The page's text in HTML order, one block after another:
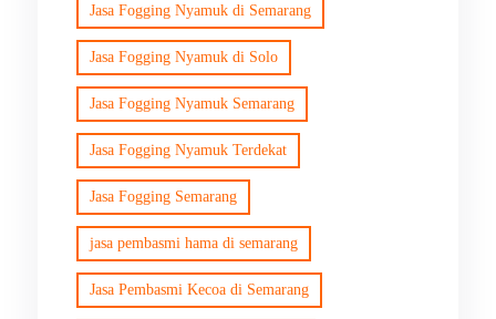
Jasa Fogging Nyamuk di Semarang
Jasa Fogging Nyamuk di Solo
Jasa Fogging Nyamuk Semarang
Jasa Fogging Nyamuk Terdekat
Jasa Fogging Semarang
jasa pembasmi hama di semarang
Jasa Pembasmi Kecoa di Semarang